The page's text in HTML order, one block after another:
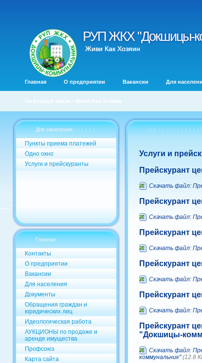
РУП ЖКХ "Докшицы-
РУП ЖКХ "Докшицы-
Живи Как Хозяин
Главная О предприятии Вакансии Для
На родной земле - Живи Как Хозяин
Для населения
Пункты приема платежей
Одно окно
Услуги и прейскуранты
Главная
Контакты
О предприятии
Вакансии
Для населения
Документы
Обращения граждан и
юридических лиц
Идеологическая работа
АУКЦИОНЫ по продаже и
аренде имущества
Профсоюз
Карта сайта
:: ::
Услуги и
Прейскурант
Скачать файл:
Прейскурант
Скачать файл:
Прейскурант
Скачать файл:
Прейскурант
Скачать файл:
Прейскурант
Скачать файл:
Прейскурант
"Докшицы-
Скачать файл:
коммунальник"(12.8